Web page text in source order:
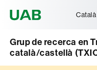
Català
Grup de recerca en
català/castellà